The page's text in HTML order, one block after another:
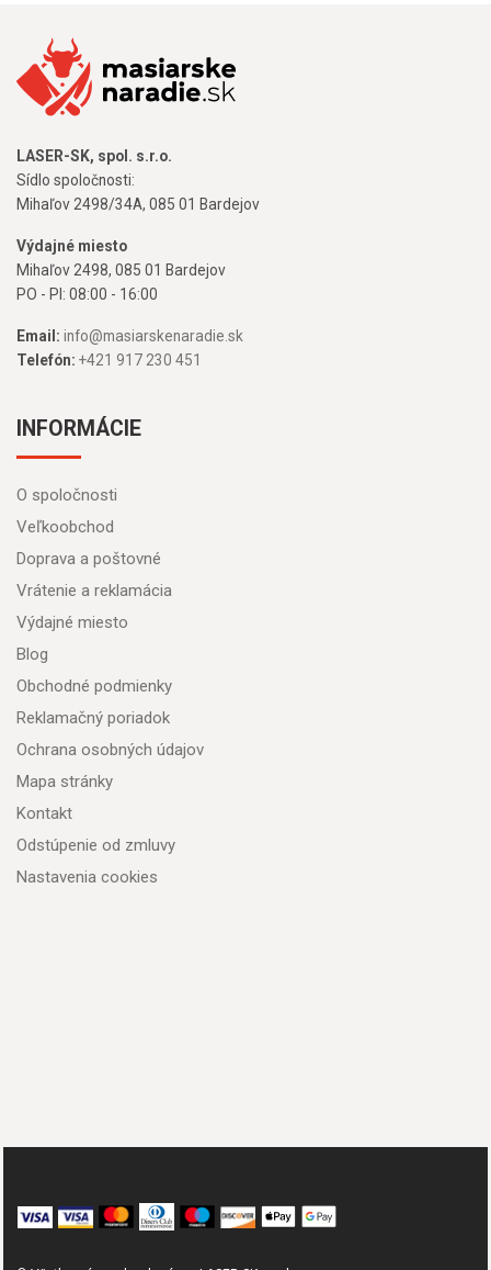
LASER-SK, spol. s.r.o.
Sídlo spoločnosti:
Mihaľov 2498/34A, 085 01 Bardejov
Výdajné miesto
Mihaľov 2498, 085 01 Bardejov
PO - PI: 08:00 - 16:00
Email: info@masiarskenaradie.sk
Telefón: +421 917 230 451
INFORMÁCIE
O spoločnosti
Veľkoobchod
Doprava a poštovné
Vrátenie a reklamácia
Výdajné miesto
Blog
Obchodné podmienky
Reklamačný poriadok
Ochrana osobných údajov
Mapa stránky
Kontakt
Odstúpenie od zmluvy
Nastavenia cookies